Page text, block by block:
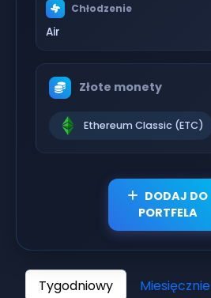
Chłodzenie
Air
Złote monety
Ethereum Classic (ETC)
DODAJ DO
PORTFELA
Tygodniowy Miesięcznie